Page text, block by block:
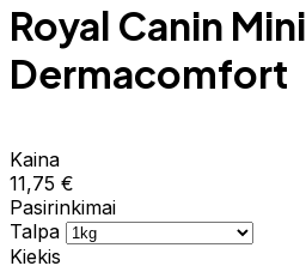
Royal Canin Mini
Dermacomfort
Kaina
11,75 €
Pasirinkimai
Talpa
Kiekis